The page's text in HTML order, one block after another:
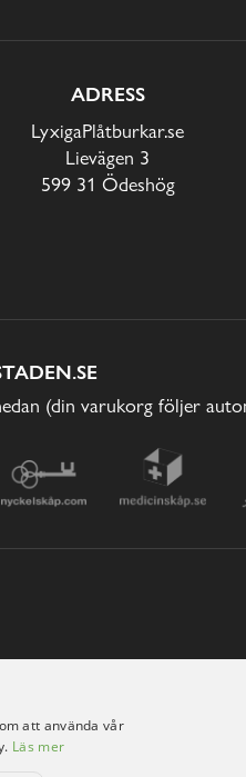
ADRESS
LyxigaPlåtburkar.se
Lievägen 3
599 31 Ödeshög
(din varukorg följer
att använda vår
Läs mer